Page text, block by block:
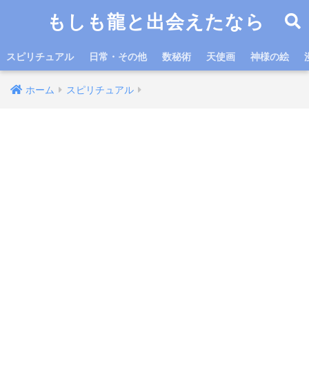
もしも龍と出会えたなら
スピリチュアル 日常・その他 数秘術 天使画 神様の絵
ホーム スピリチュアル